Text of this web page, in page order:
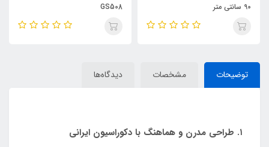
90 سانتی متر
GS508
توضیحات مشخصات دیدگاه‌ها
۱. طراحی مدرن و هماهنگ با دکوراسیون ایرانی